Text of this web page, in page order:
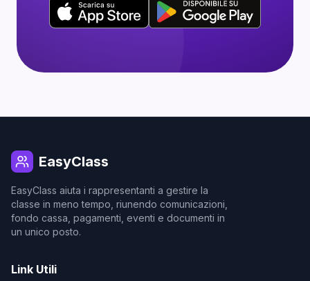
EasyClass
EasyClass aiuta i rappresentanti a gestire la
classe in meno tempo, riunendo comunicazioni,
fondo cassa, pagamenti, eventi e documenti in
un unico posto.
Link Utili